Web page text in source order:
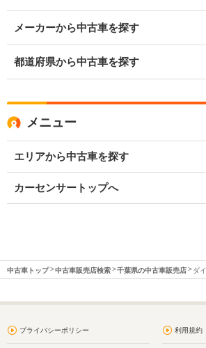
メーカーから中古車を探す
都道府県から中古車を探す
メニュー
エリアから中古車を探す
カーセンサートップへ
中古車トップ 中古車販売店検索 千葉県の中古車販売店 ダ
プライバシーポリシー 利用規約